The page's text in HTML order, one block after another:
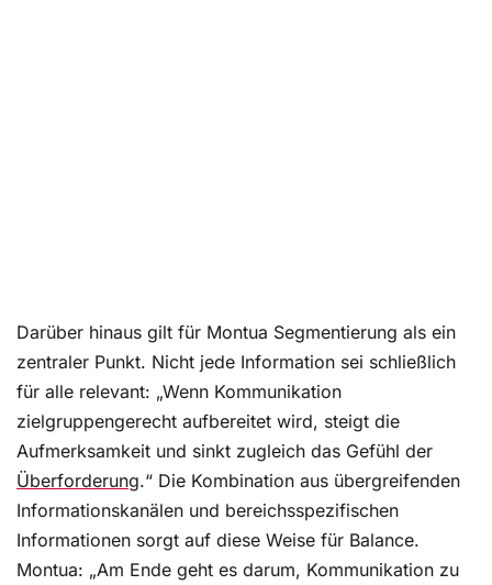
Darüber hinaus gilt für Montua Segmentierung als ein
zentraler Punkt. Nicht jede Information sei schließlich
für alle relevant: „Wenn Kommunikation
zielgruppengerecht aufbereitet wird, steigt die
Aufmerksamkeit und sinkt zugleich das Gefühl der
Überforderung.“ Die Kombination aus übergreifenden
Informationskanälen und bereichsspezifischen
Informationen sorgt auf diese Weise für Balance.
Montua: „Am Ende geht es darum, Kommunikation zu